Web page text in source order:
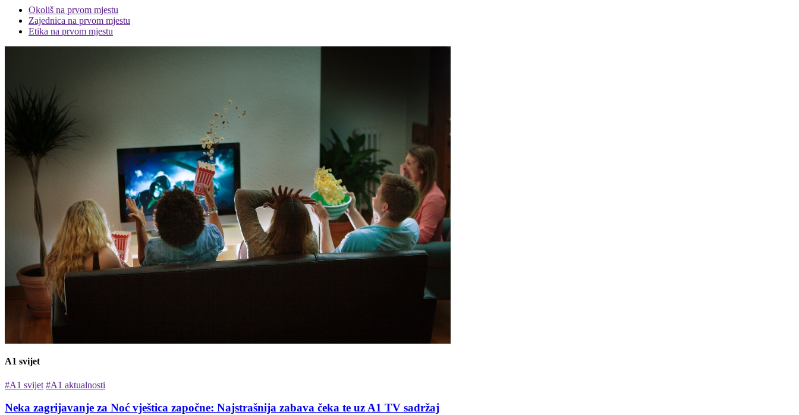
Okoliš na prvom mjestu
Zajednica na prvom mjestu
Etika na prvom mjestu
A1 svijet
#A1 svijet #A1 aktualnosti
Neka zagrijavanje za Noć vještica započne: Najstrašnija zabava čeka te uz A1 TV sadržaj